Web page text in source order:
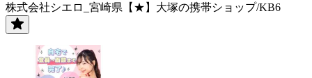
株式会社シエロ_宮崎県【★】大塚の携帯ショップ/KB6